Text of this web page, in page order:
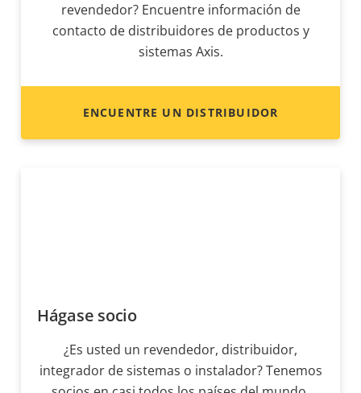
revendedor? Encuentre información de
contacto de distribuidores de productos y
sistemas Axis.
ENCUENTRE UN DISTRIBUIDOR
Hágase socio
¿Es usted un revendedor, distribuidor,
integrador de sistemas o instalador? Tenemos